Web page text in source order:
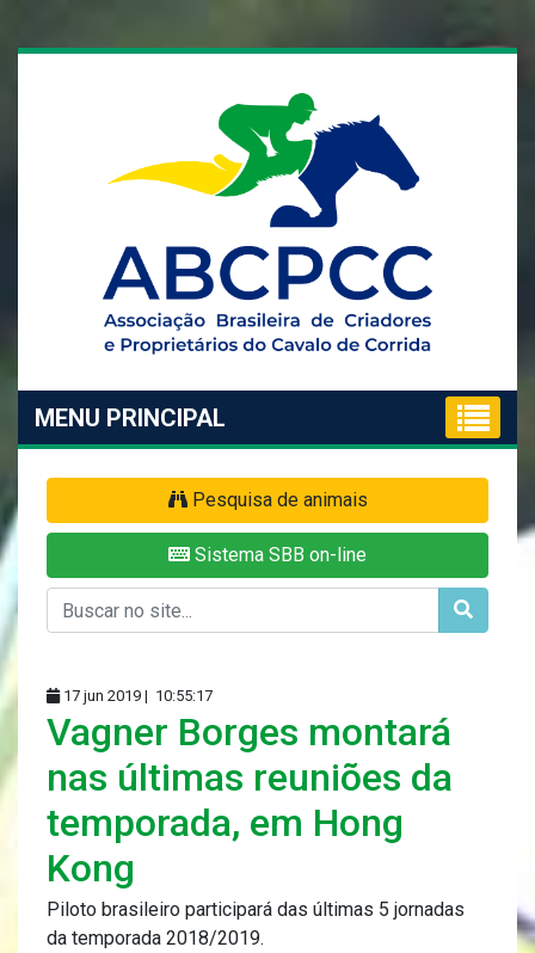
MENU PRINCIPAL
Pesquisa de animais
Sistema SBB on-line
17 jun 2019 | 10:55:17
Vagner Borges montará
nas últimas reuniões da
temporada, em Hong
Kong
Piloto brasileiro participará das últimas 5 jornadas
da temporada 2018/2019.